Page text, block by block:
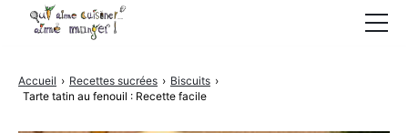
Accueil › Recettes sucrées › Biscuits ›
Tarte tatin au fenouil : Recette facile
Petites chroniques